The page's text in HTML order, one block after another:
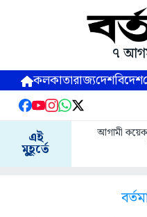
৭
কলকাতারাজ্যদেশবিদেশ
এই
মুহূর্তে
আগামী কয়েক